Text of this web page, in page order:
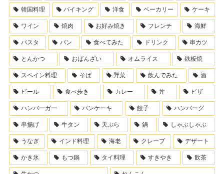
韓国料理 バイキング 洋食 ベーカリー ケーキ
ワイン 焼肉 お好み焼き フレンチ 海鮮
パスタ パン 食べてみた ドリンク 串カツ
とんかつ おばんざい オムライス 鉄板焼
スペイン料理 そば 野菜 飲んでみた 酒
ビール 食べ歩き カレー 丼 ピザ
ハンバーガー パンケーキ 餃子 ハンバーグ
串揚げ 牛タン 天ぷら 鍋 しゃぶしゃぶ
うなぎ インド料理 海老 クレープ デザート
かき氷 もつ鍋 タイ料理 すきやき 飲茶